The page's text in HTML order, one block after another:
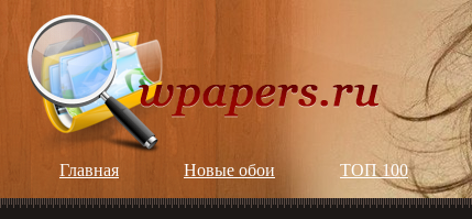
Главная Новые обои ТОП 100